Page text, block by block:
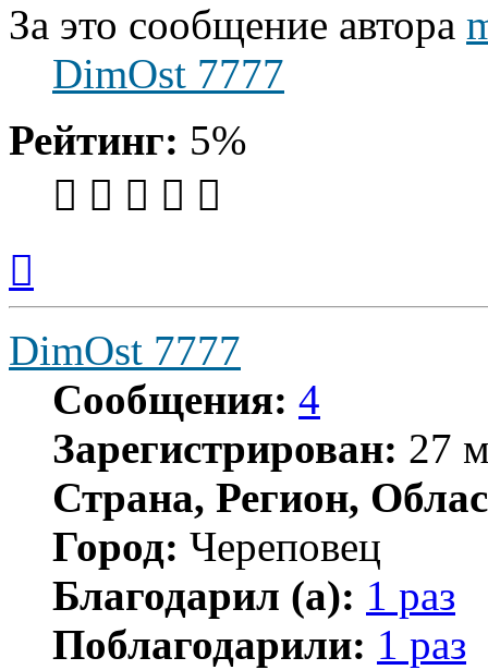
За это сообщение автора
DimOst 7777
Рейтинг: 5%
началу
DimOst 7777
Сообщения: 4
Зарегистрирован: 27
Страна, Регион,
Город: Череповец
Благодарил (а): 1 раз
Поблагодарили: 1 раз